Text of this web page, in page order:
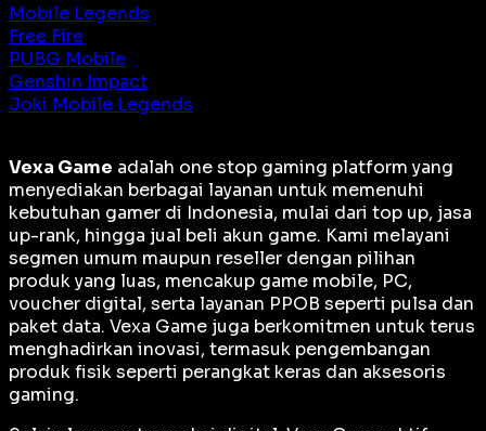
Mobile Legends
Free Fire
PUBG Mobile
Genshin Impact
Joki Mobile Legends
Vexa Game adalah one stop gaming platform yang
menyediakan berbagai layanan untuk memenuhi
kebutuhan gamer di Indonesia, mulai dari top up, jasa
up-rank, hingga jual beli akun game. Kami melayani
segmen umum maupun reseller dengan pilihan
produk yang luas, mencakup game mobile, PC,
voucher digital, serta layanan PPOB seperti pulsa dan
paket data. Vexa Game juga berkomitmen untuk terus
menghadirkan inovasi, termasuk pengembangan
produk fisik seperti perangkat keras dan aksesoris
gaming.